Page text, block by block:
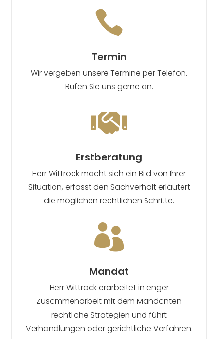

Termin
Wir vergeben unsere Termine per Telefon.
Rufen Sie uns gerne an.

Erstberatung
Herr Wittrock macht sich ein Bild von Ihrer
Situation, erfasst den Sachverhalt erläutert
die möglichen rechtlichen Schritte.

Mandat
Herr Wittrock erarbeitet in enger
Zusammenarbeit mit dem Mandanten
rechtliche Strategien und führt
Verhandlungen oder gerichtliche Verfahren.